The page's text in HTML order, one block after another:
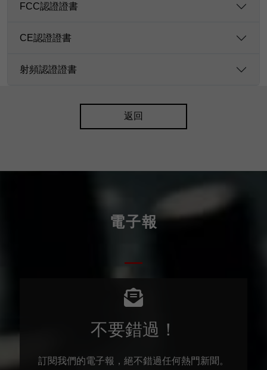
FCC認證證書
CE認證證書
射頻認證證書
返回
電子報
不要錯過！
訂閱我們的電子報，絕不錯過任何熱門新聞。